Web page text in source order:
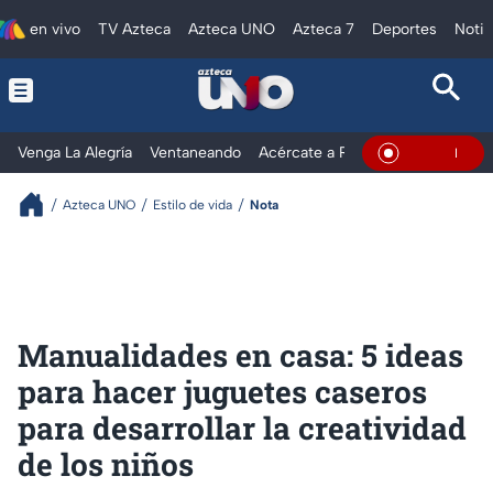
en vivo TV Azteca Azteca UNO Azteca 7 Deportes
Venga La Alegría Ventaneando Acércate a Rocío Al Extremo
En Vivo
Azteca UNO Estilo de vida Nota
Manualidades en casa: 5 ideas
para hacer juguetes caseros
para desarrollar la creatividad
de los niños